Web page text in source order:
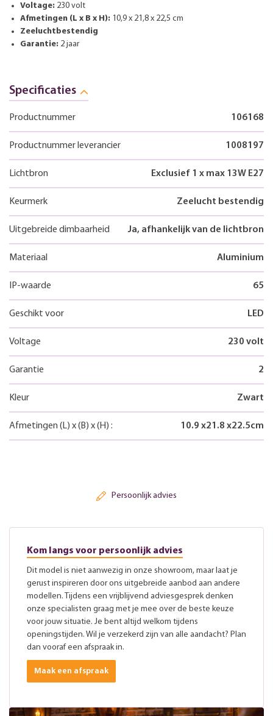
Voltage: 230 volt
Afmetingen (L x B x H): 10,9 x 21,8 x 22,5 cm
Zeeluchtbestendig
Garantie: 2 jaar
Specificaties
Productnummer 106168
Productnummer leverancier 1008197
Lichtbron Exclusief 1 x max 13W E27
Keurmerk Zeelucht bestendig
Uitgebreide dimbaarheid Ja, afhankelijk van de lichtbron
Materiaal Aluminium
IP-waarde 65
Geschikt voor LED
Voltage 230 volt
Garantie 2
Kleur Zwart
Afmetingen (L) x(B) x(H) : 10.9 x21.8 x22.5cm
Persoonlijk advies
Kom langs voor persoonlijk advies
Dit model is niet aanwezig in onze showroom, maar laat je
gerust inspireren door ons uitgebreide aanbod aan andere
modellen. Tijdens een vrijblijvend adviesgesprek denken
onze specialisten graag met je mee over de beste keuze
voor jouw situatie. Je bent altijd welkom tijdens
openingstijden. Wil je verzekerd zijn van alle aandacht? Plan
dan vooraf een afspraak in.
Maak een afspraak